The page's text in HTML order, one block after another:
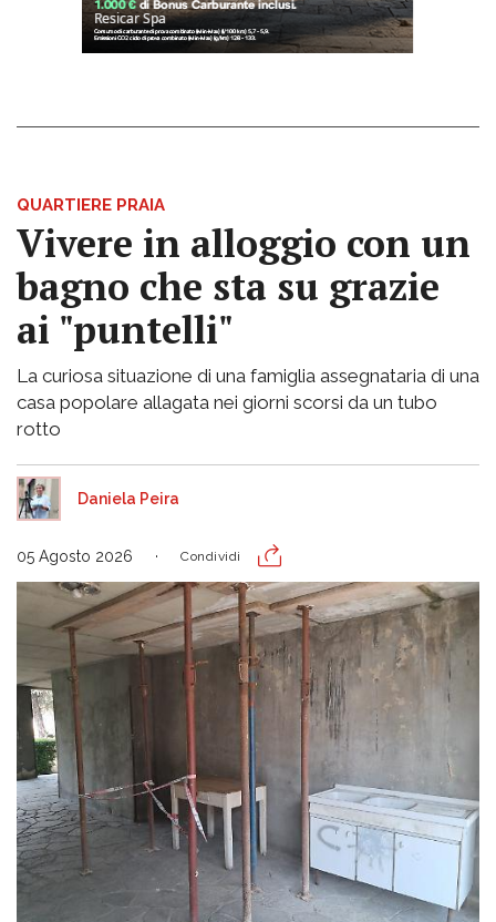
QUARTIERE PRAIA
Vivere in alloggio con un
bagno che sta su grazie
ai "puntelli"
La curiosa situazione di una famiglia assegnataria di una
casa popolare allagata nei giorni scorsi da un tubo
rotto
Daniela Peira
05 Agosto 2026 Condividi